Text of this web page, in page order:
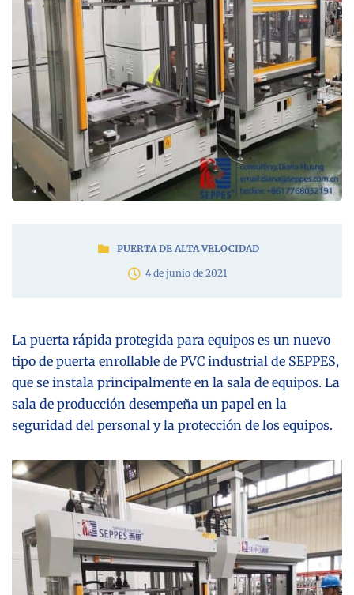
PUERTA DE ALTA VELOCIDAD
4 de junio de 2021
La puerta rápida protegida para equipos es un nuevo
tipo de puerta enrollable de PVC industrial de SEPPES,
que se instala principalmente en la sala de equipos. La
sala de producción desempeña un papel en la
seguridad del personal y la protección de los equipos.